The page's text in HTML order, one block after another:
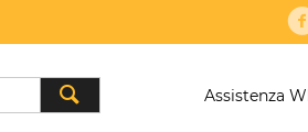
Assistenza